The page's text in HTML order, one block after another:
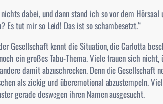
dabei, und dann stand ich so vor dem Hörsaal
Es tut mir so Leid! Das ist so schambesetzt.“
Gesellschaft kennt die Situation, die Carlotta
ein großes Tabu-Thema. Viele trauen sich nicht,
damit abzuschrecken. Denn die Gesellschaft
als zickig und überemotional abzustempeln.
gerade deswegen ihren Namen ausgesucht.